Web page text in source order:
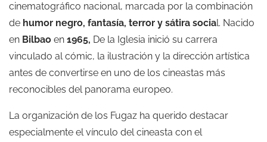
cinematográfico nacional, marcada por la combinación
de humor negro, fantasía, terror y sátira social. Nacido
en Bilbao en 1965, De la Iglesia inició su carrera
vinculado al cómic, la ilustración y la dirección artística
antes de convertirse en uno de los cineastas más
reconocibles del panorama europeo.
La organización de los Fugaz ha querido destacar
especialmente el vínculo del cineasta con el